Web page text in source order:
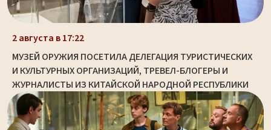
2 августа в 17:22
МУЗЕЙ ОРУЖИЯ ПОСЕТИЛА ДЕЛЕГАЦИЯ ТУРИСТИЧЕСКИХ
И КУЛЬТУРНЫХ ОРГАНИЗАЦИЙ, ТРЕВЕЛ-БЛОГЕРЫ И
ЖУРНАЛИСТЫ ИЗ КИТАЙСКОЙ НАРОДНОЙ РЕСПУБЛИКИ